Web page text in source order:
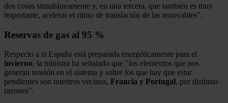
dos cosas simultáneamente y, en una tercera, que también es muy
importante, acelerar el ritmo de translación de las renovables".
Reservas de gas al 95 %
Respecto a si España está preparada energéticamente para el
invierno, la ministra ha señalado que "los elementos que nos
generan tensión en el sistema y sobre los que hay que estar
pendientes son nuestros vecinos, Francia y Portugal, por distintas
razones".